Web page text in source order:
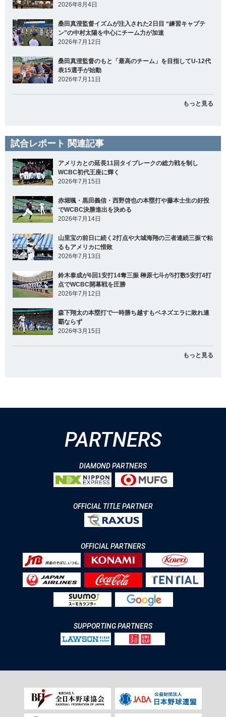
2026年8月4日
桑田真澄監督イズムが注入された2日目 “練習キャプテ
ン”の中村太陽を中心にチーム力が加速
2026年7月12日
桑田真澄監督のもと「最高のチーム」を目指してU-12代
表15選手が始動
2026年7月11日
もっと見る
試合レポート 関連記事
アメリカとの延長11回タイブレークの総力戦を制し
WCBC初代王座に輝く
2026年7月15日
赤堀颯・黒田義信・西野啓也の本塁打や藤本士生の好投
でWCBC決勝進出を決める
2026年7月14日
山里宝の前日に続く2打点や大城海翔の三者連続三振で粘
るもアメリカに惜敗
2026年7月13日
鈴木泰成が6回1安打14奪三振 榊原七斗が5打数5安打4打
点でWCBC開幕戦を圧勝
2026年7月12日
森下翔太の本塁打で一時勝ち越すもベネズエラに敗れ連
覇ならず
2026年3月15日
もっと見る
PARTNERS
DIAMOND PARTNERS
OFFICIAL TITLE PARTNER
OFFICIAL PARTNERS
SUPPORTING PARTNERS